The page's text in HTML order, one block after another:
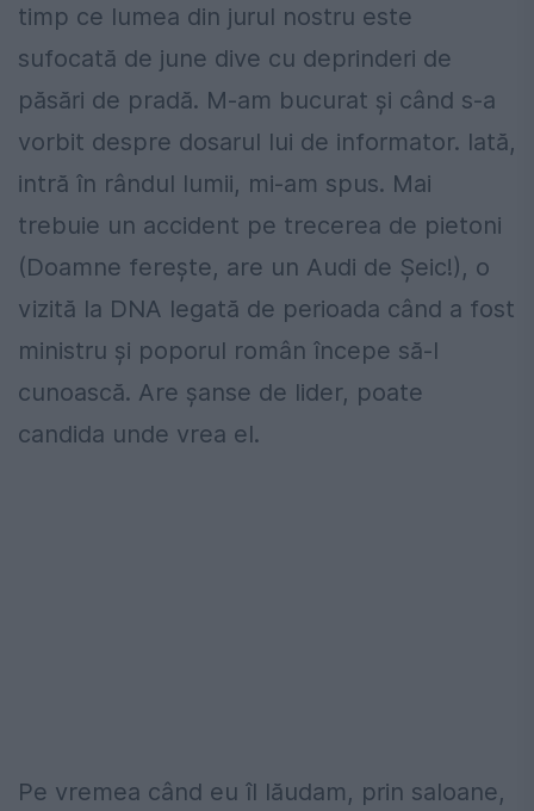
timp ce lumea din jurul nostru este
sufocată de june dive cu deprinderi de
păsări de pradă. M-am bucurat şi când s-a
vorbit despre dosarul lui de informator. Iată,
intră în rândul lumii, mi-am spus. Mai
trebuie un accident pe trecerea de pietoni
(Doamne fereşte, are un Audi de Şeic!), o
vizită la DNA legată de perioada când a fost
ministru şi poporul român începe să-l
cunoască. Are şanse de lider, poate
candida unde vrea el.
Pe vremea când eu îl lăudam, prin saloane,